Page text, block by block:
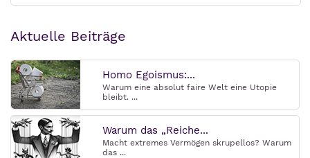
Aktuelle Beiträge
Homo Egoismus:...
Warum eine absolut faire Welt eine Utopie
bleibt. ...
Warum das „Reiche...
Macht extremes Vermögen skrupellos? Warum
das ...